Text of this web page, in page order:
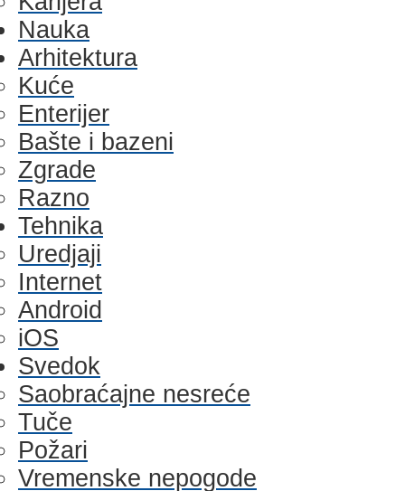
Nauka
Arhitektura
Kuće
Enterijer
Bašte i bazeni
Zgrade
Razno
Tehnika
Uredjaji
Internet
Android
iOS
Svedok
Saobraćajne nesreće
Tuče
Požari
Vremenske nepogode